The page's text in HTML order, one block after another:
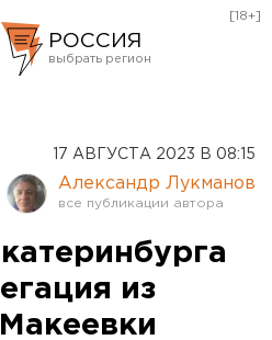
РОССИЯ
Оренбург
[18+]
17 АВГУСТА 2023 В 08:15
Александр Лукманов
из